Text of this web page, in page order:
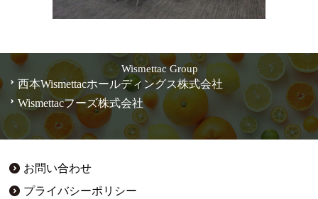
Wismettac Group
西本Wismettacホールディングス株式会社
Wismettacフーズ株式会社
お問い合わせ
プライバシーポリシー